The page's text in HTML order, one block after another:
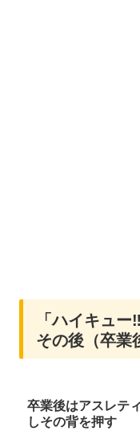
「ハイキュ
その後（卒業
卒業後はアスレテ
しその背を押す